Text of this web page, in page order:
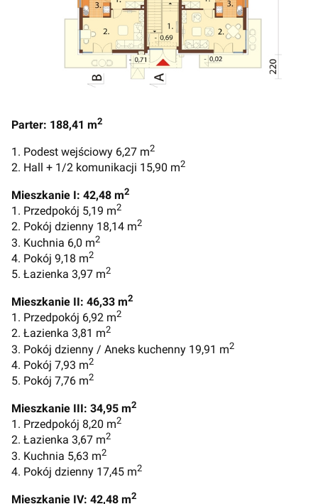
Parter: 188,41 m2
1. Podest wejściowy 6,27 m2
2. Hall + 1/2 komunikacji 15,90 m2
Mieszkanie I: 42,48 m2
1. Przedpokój 5,19 m2
2. Pokój dzienny 18,14 m2
3. Kuchnia 6,0 m2
4. Pokój 9,18 m2
5. Łazienka 3,97 m2
Mieszkanie II: 46,33 m2
1. Przedpokój 6,92 m2
2. Łazienka 3,81 m2
3. Pokój dzienny / Aneks kuchenny 19,91 m2
4. Pokój 7,93 m2
5. Pokój 7,76 m2
Mieszkanie III: 34,95 m2
1. Przedpokój 8,20 m2
2. Łazienka 3,67 m2
3. Kuchnia 5,63 m2
4. Pokój dzienny 17,45 m2
Mieszkanie IV: 42,48 m2